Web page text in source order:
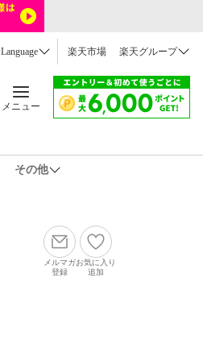
Language 楽天市場 楽天グループ
メニュー
その他
メルマガ
登録
お気に入り
追加